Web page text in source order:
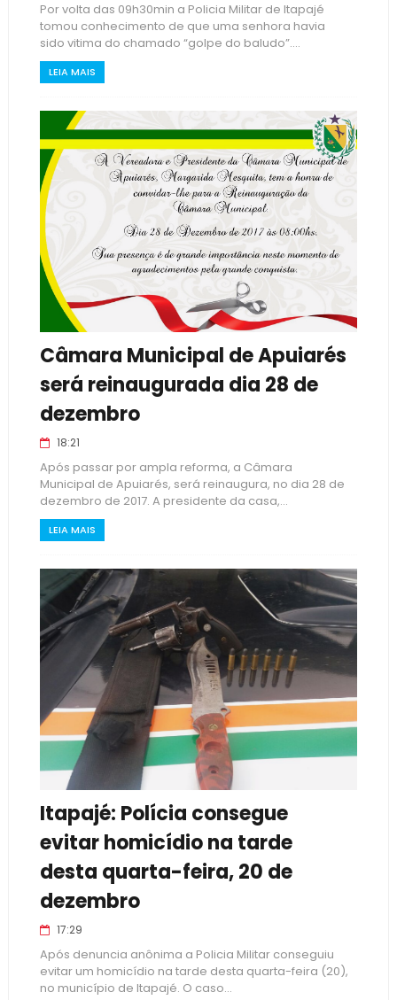
Por volta das 09h30min a Policia Militar de Itapajé
tomou conhecimento de que uma senhora havia
sido vitima do chamado “golpe do baludo”....
LEIA MAIS
Câmara Municipal de Apuiarés
será reinaugurada dia 28 de
dezembro
18:21
Após passar por ampla reforma, a Câmara
Municipal de Apuiarés, será reinaugura, no dia 28 de
dezembro de 2017. A presidente da casa,...
LEIA MAIS
Itapajé: Polícia consegue
evitar homicídio na tarde
desta quarta-feira, 20 de
dezembro
17:29
Após denuncia anônima a Policia Militar conseguiu
evitar um homicídio na tarde desta quarta-feira (20),
no município de Itapajé. O caso...